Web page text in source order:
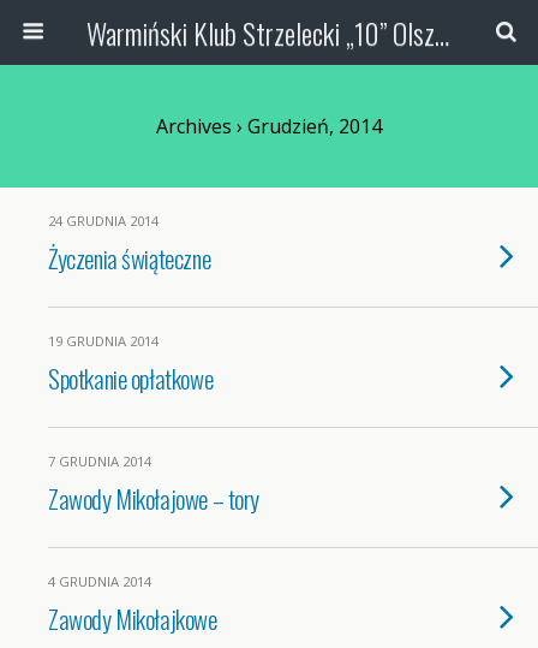
Warmiński Klub Strzelecki „10” Olsztyn
Archives › Grudzień, 2014
24 GRUDNIA 2014
Życzenia świąteczne
19 GRUDNIA 2014
Spotkanie opłatkowe
7 GRUDNIA 2014
Zawody Mikołajowe – tory
4 GRUDNIA 2014
Zawody Mikołajkowe